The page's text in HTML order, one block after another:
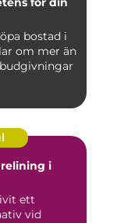
bostad i
om mer än
i
ett
vid